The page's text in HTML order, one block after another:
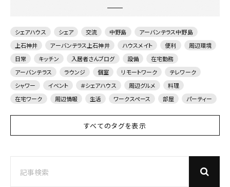
シェアハウス シェア 交流 中野島
アーバンテラス中野島
上石神井
アーバンテラス上石神井 ハウスメイト 便利
周辺環境
日常
キッチン 入居者さんブログ 設備
在宅勤務
アーバンテラス
ラウンジ 個室 リモートワーク
テレワーク
シャワー
イベント ＃シェアハウス 周辺グルメ
料理
在宅ワーク
周辺情報 生活 ワークスペース 部屋 パーティー
すべてのタグを表示